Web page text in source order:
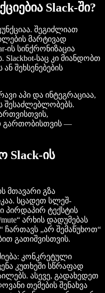
Slack-ში?
შეგიძლიათ
მარტივად
ის სინქრონიზაცია
Slackbot-საც კი მიანდობთ
შეხსენებების
აპი და ინტეგრაციაა,
გართობისთვის —
Slack-ის
მთავარი გზა
სცადეთ სლეშ-
პირდაპირ ტექსტის
არხის დადუმებას
„არ შემაწუხოთ“
გათიშვისთვის.
კონკრეტული
კუთხეში სწრაფად
ასევე, გადახედეთ
თემების შენახვა